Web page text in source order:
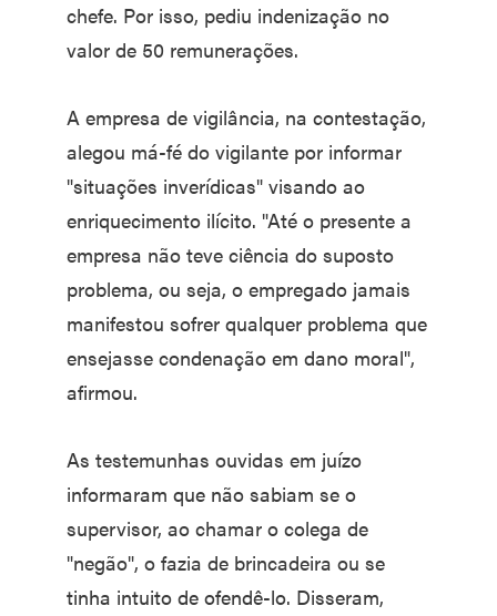
chefe. Por isso, pediu indenização no
valor de 50 remunerações.
A empresa de vigilância, na contestação,
alegou má-fé do vigilante por informar
"situações inverídicas" visando ao
enriquecimento ilícito. "Até o presente a
empresa não teve ciência do suposto
problema, ou seja, o empregado jamais
manifestou sofrer qualquer problema que
ensejasse condenação em dano moral",
afirmou.
As testemunhas ouvidas em juízo
informaram que não sabiam se o
supervisor, ao chamar o colega de
"negão", o fazia de brincadeira ou se
tinha intuito de ofendê-lo. Disseram,